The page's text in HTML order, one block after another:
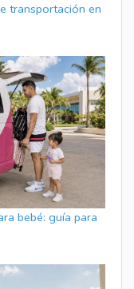
transportación en
bebé: guía para